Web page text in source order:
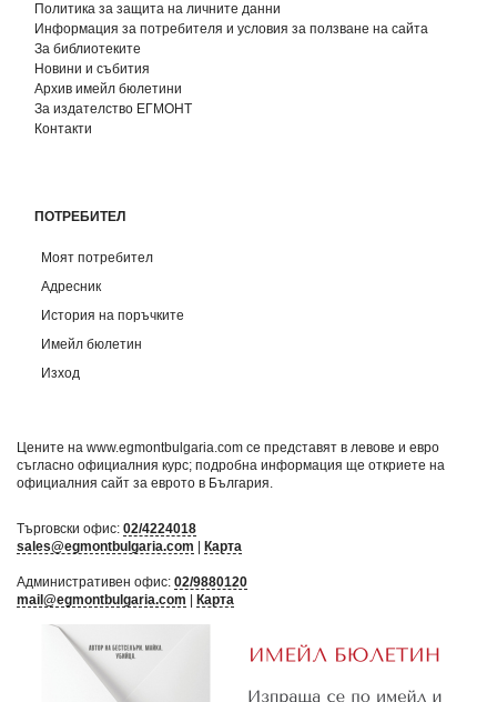
Политика за защита на личните данни
Информация за потребителя и условия за ползване на сайта
За библиотеките
Новини и събития
Архив имейл бюлетини
За издателство ЕГМОНТ
Контакти
ПОТРЕБИТЕЛ
Моят потребител
Адресник
История на поръчките
Имейл бюлетин
Изход
Цените на www.egmontbulgaria.com се представят в левове и евро
съгласно официалния курс; подробна информация ще откриете на
официалния сайт за еврото в България
Търговски офис: 02/4224018
sales@egmontbulgaria.com | Карта
Административен офис: 02/9880120
mail@egmontbulgaria.com | Карта